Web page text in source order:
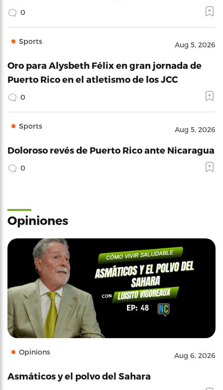
0
Sports Aug 5, 2026
Oro para Alysbeth Félix en gran jornada de
Puerto Rico en el atletismo de los JCC
0
Sports Aug 5, 2026
Doloroso revés de Puerto Rico ante Nicaragua
0
Opiniones
Opinions Aug 6, 2026
Asmáticos y el polvo del Sahara